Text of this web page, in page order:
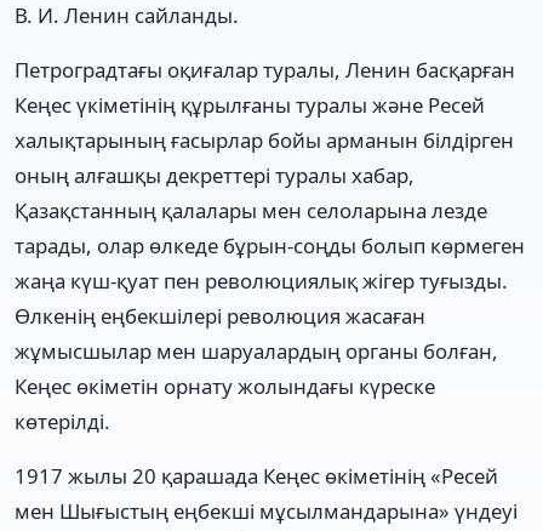
В. И. Ленин сайланды.
Петроградтағы оқиғалар туралы, Ленин басқарған
Кеңес үкіметінің құрылғаны туралы және Ресей
халықтарының ғасырлар бойы арманын білдірген
оның алғашқы декреттері туралы хабар,
Қазақстанның қалалары мен селоларына лезде
тарады, олар өлкеде бұрын-соңды болып көрмеген
жаңа күш-қуат пен революциялық жігер туғызды.
Өлкенің еңбекшілері революция жасаған
жұмысшылар мен шаруалардың органы болған,
Кеңес өкіметін орнату жолындағы күреске
көтерілді.
1917 жылы 20 қарашада Кеңес өкіметінің «Ресей
мен Шығыстың еңбекші мұсылмандарына» үндеуі